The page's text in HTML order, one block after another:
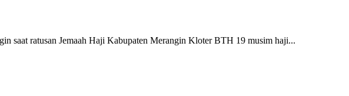
saat ratusan Jemaah Haji Kabupaten Merangin Kloter BTH 19 musim haji...